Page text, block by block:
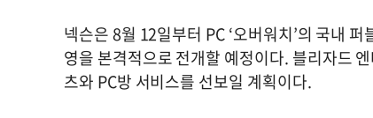
넥슨은 8월 12일부터 PC ‘오버워치’의 국내
영을 본격적으로 전개할 예정이다. 블리자드
츠와 PC방 서비스를 선보일 계획이다.